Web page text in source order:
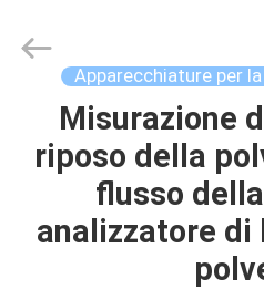
CASA
PRODOTTI
Reserved.
Developed
Apparecchiature per
Misurazione
riposo della
flusso
analizzatore